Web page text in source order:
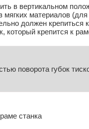
в вертикальном
мягких материалов
должен
который крепится к
поворота губок
станка